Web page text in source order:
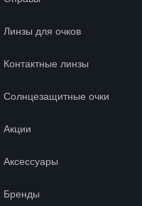
Линзы для очков
Контактные линзы
Солнцезащитные очки
Акции
Аксессуары
Бренды